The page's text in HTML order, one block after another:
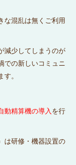
な混乱は無くご利用
減少してしまうのが
での新しいコミュニ
。
動精算機の導入 を行
は研修・機器設置の